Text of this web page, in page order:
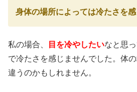
身体の場所によっては冷たさを感
私の場合、 目を冷やしたいなと思
で冷たさを感じませんでした。体
違うのかもしれません。